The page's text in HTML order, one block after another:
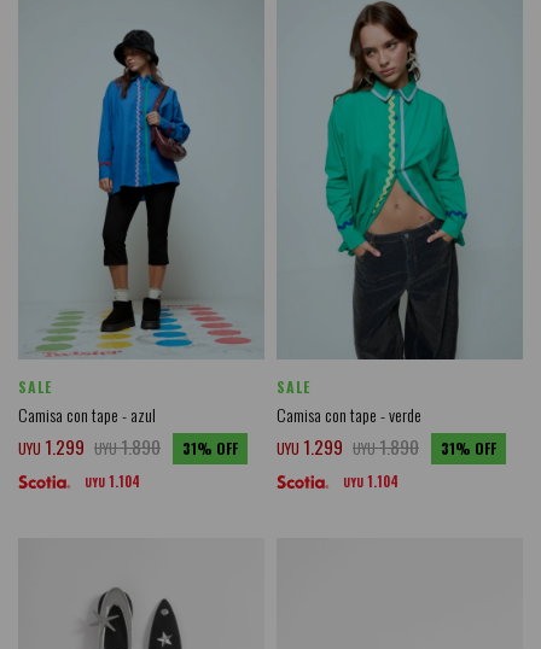
SALE
Camisa con tape - azul
UYU 1.299 UYU1.890 31
UYU 1.104
SALE
Camisa con tape - verde
UYU 1.299 UYU1.890 31
UYU 1.104